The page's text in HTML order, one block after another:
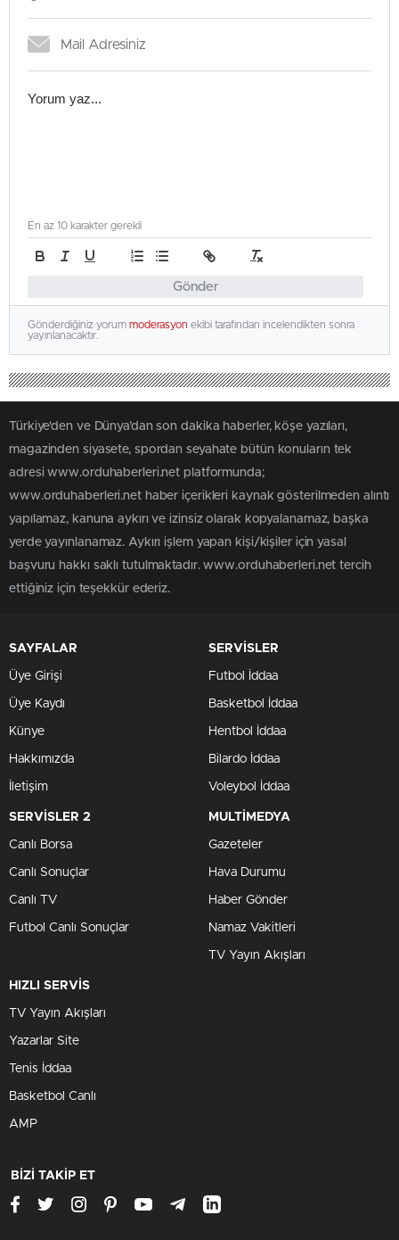
Gönder
En az 10 karakter gerekli
Gönderdiğiniz yorum moderasyon ekibi tarafından incelendikten sonra
yayınlanacaktır.
Türkiye'den ve Dünya’dan son dakika haberler, köşe yazıları,
magazinden siyasete, spordan seyahate bütün konuların tek
adresi www.orduhaberleri.net platformunda;
www.orduhaberleri.net haber içerikleri kaynak gösterilmeden alıntı
yapılamaz, kanuna aykırı ve izinsiz olarak kopyalanamaz, başka
yerde yayınlanamaz. Aykırı işlem yapan kişi/kişiler için yasal
başvuru hakkı saklı tutulmaktadır. www.orduhaberleri.net tercih
ettiğiniz için teşekkür ederiz.
SAYFALAR
Üye Girişi
Üye Kaydı
Künye
Hakkımızda
İletişim
SERVİSLER
Futbol İddaa
Basketbol İddaa
Hentbol İddaa
Bilardo İddaa
Voleybol İddaa
SERVİSLER 2
Canlı Borsa
Canlı Sonuçlar
Canlı TV
Futbol Canlı Sonuçlar
MULTİMEDYA
Gazeteler
Hava Durumu
Haber Gönder
Namaz Vakitleri
TV Yayın Akışları
HIZLI SERVİS
TV Yayın Akışları
Yazarlar Site
Tenis İddaa
Basketbol Canlı
AMP
BİZİ TAKİP ET